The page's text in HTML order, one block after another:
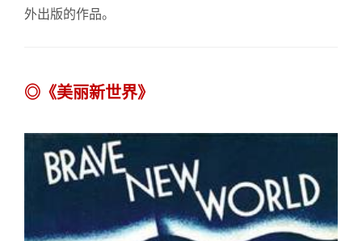
外出版的作品。
◎《美丽新世界》